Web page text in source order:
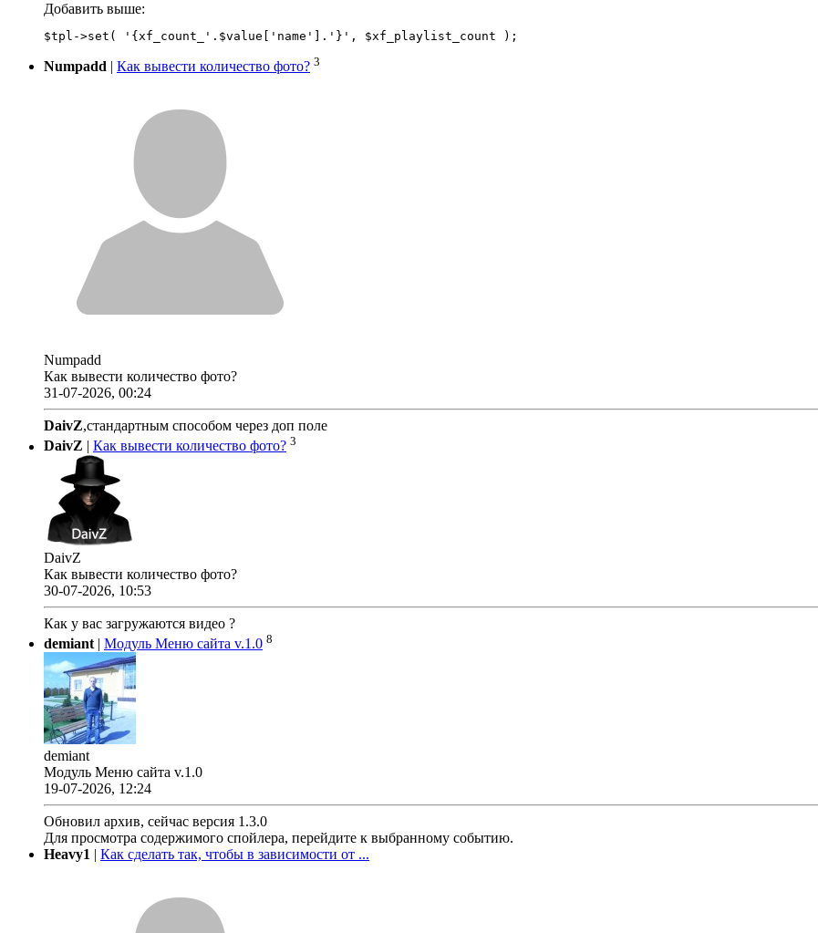
Добавить выше:
Numpadd | Как вывести количество фото? 3
Numpadd
Как вывести количество фото?
31-07-2026, 00:24
DaivZ,стандартным способом через доп поле
DaivZ
Как вывести количество фото? 3
DaivZ
Как вывести количество фото?
30-07-2026, 10:53
Как у вас загружаются видео ?
demiant | Модуль Меню сайта v.1.0 8
demiant
Модуль Меню сайта v.1.0
19-07-2026, 12:24
Обновил архив, сейчас версия 1.3.0
Для просмотра содержимого спойлера, перейдите к выбранному событию.
Heavy1 | Как сделать так, чтобы в зависимости от ...